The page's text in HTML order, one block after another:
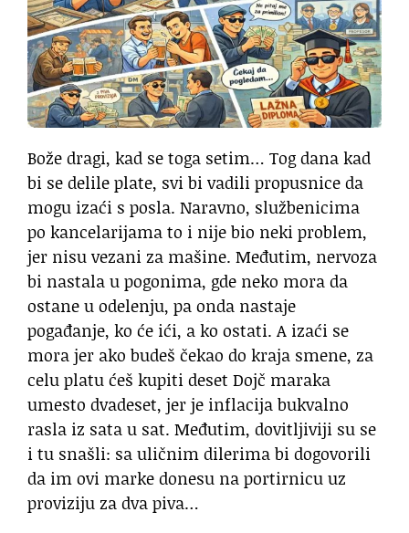
Bože dragi, kad se toga setim… Tog dana kad
bi se delile plate, svi bi vadili propusnice da
mogu izaći s posla. Naravno, službenicima
po kancelarijama to i nije bio neki problem,
jer nisu vezani za mašine. Međutim, nervoza
bi nastala u pogonima, gde neko mora da
ostane u odelenju, pa onda nastaje
pogađanje, ko će ići, a ko ostati. A izaći se
mora jer ako budeš čekao do kraja smene, za
celu platu ćeš kupiti deset Dojč maraka
umesto dvadeset, jer je inflacija bukvalno
rasla iz sata u sat. Međutim, dovitljiviji su se
i tu snašli: sa uličnim dilerima bi dogovorili
da im ovi marke donesu na portirnicu uz
proviziju za dva piva…